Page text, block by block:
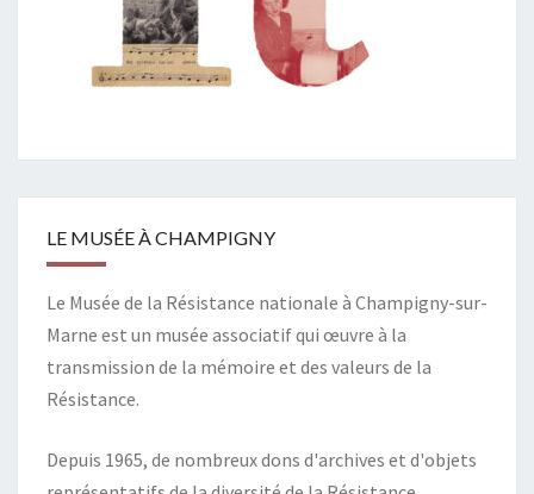
LE MUSÉE À CHAMPIGNY
Le Musée de la Résistance nationale à Champigny-sur-
Marne est un musée associatif qui œuvre à la
transmission de la mémoire et des valeurs de la
Résistance.
Depuis 1965, de nombreux dons d'archives et d'objets